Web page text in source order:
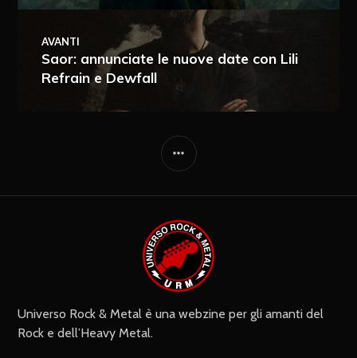
Ricevi i nuovi articoli via e-mail
Giornalmente
Ricevi i nuovi commenti via e-mail
Do il mio consenso affinché un
cookie salvi i miei dati (nome, e-mail,
sito web) per il prossimo commento.
AVANTI
Saor: annunciate le nuove date con Lili
Refrain e Dewfall
Universo Rock & Metal è una webzine per gli amanti del
Rock e dell’Heavy Metal.